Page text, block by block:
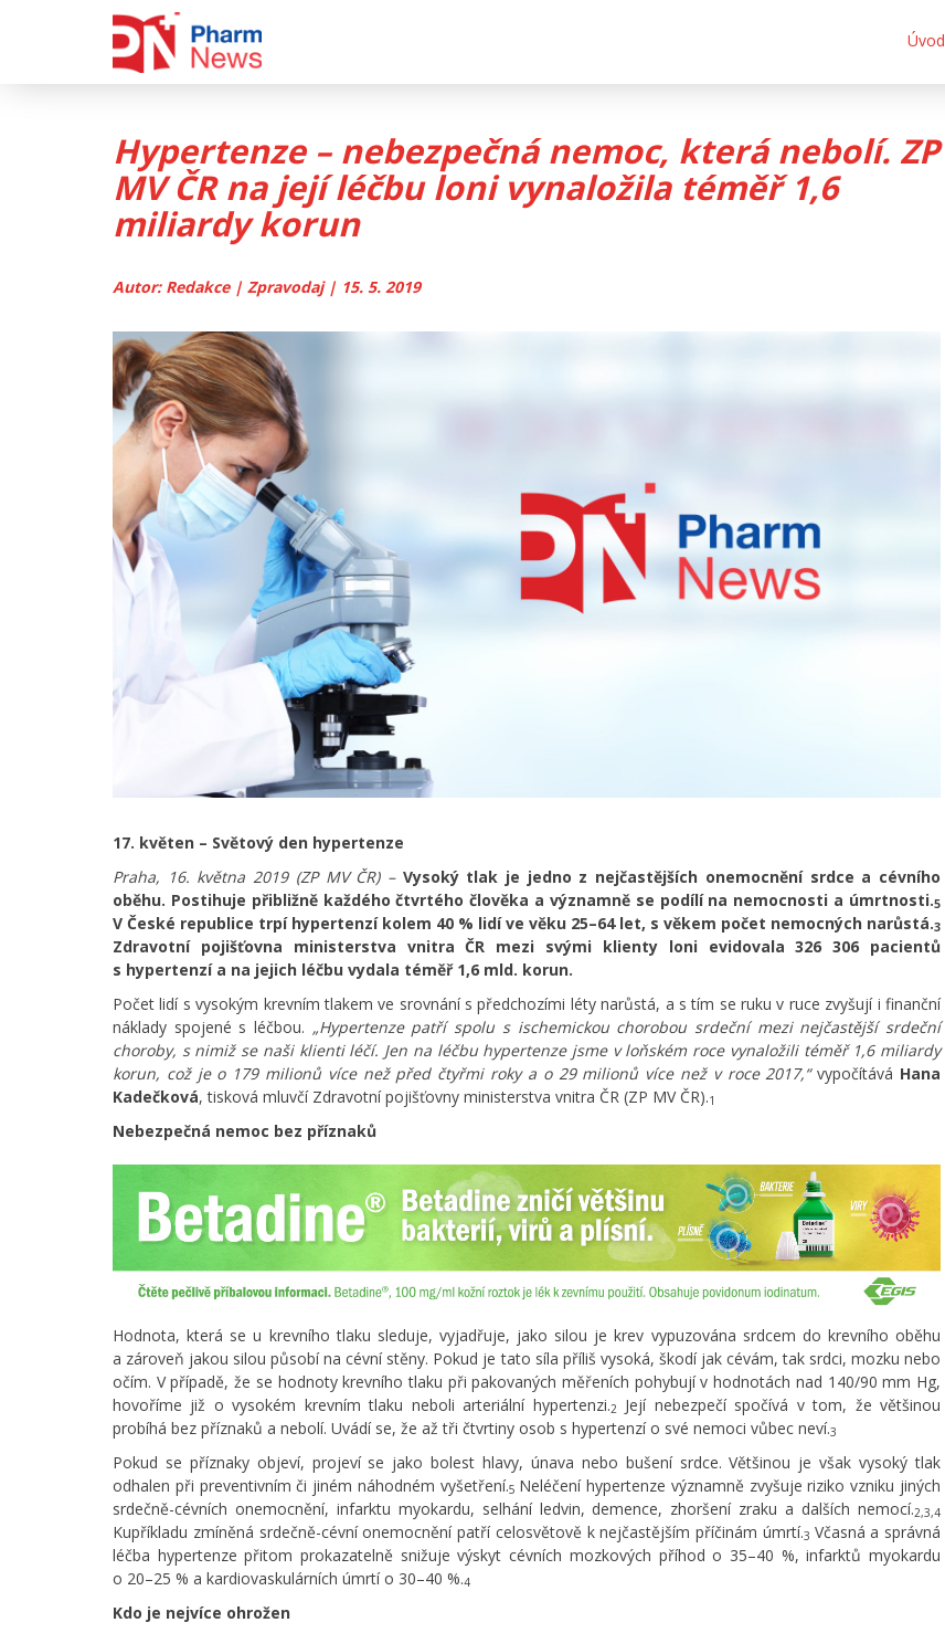
Úvod
Hypertenze – nebezpečná nemoc, která nebolí. ZP
MV ČR na její léčbu loni vynaložila téměř 1,6
miliardy korun
Autor: Redakce | Zpravodaj | 15. 5. 2019
17. květen – Světový den hypertenze
Praha, 16. května 2019 (ZP MV ČR) – Vysoký tlak je jedno z nejčastějších onemocnění srdce a cévního
oběhu. Postihuje přibližně každého čtvrtého člověka a významně se podílí na nemocnosti a úmrtnosti.5
V České republice trpí hypertenzí kolem 40 % lidí ve věku 25–64 let, s věkem počet nemocných narůstá.3
Zdravotní pojišťovna ministerstva vnitra ČR mezi svými klienty loni evidovala 326 306 pacientů
s hypertenzí a na jejich léčbu vydala téměř 1,6 mld. korun.
Počet lidí s vysokým krevním tlakem ve srovnání s předchozími léty narůstá, a s tím se ruku v ruce zvyšují i finanční
náklady spojené s léčbou. „Hypertenze patří spolu s ischemickou chorobou srdeční mezi nejčastější srdeční
choroby, s nimiž se naši klienti léčí. Jen na léčbu hypertenze jsme v loňském roce vynaložili téměř 1,6 miliardy
korun, což je o 179 milionů více než před čtyřmi roky a o 29 milionů více než v roce 2017,“vypočítává Hana
Kadečková, tisková mluvčí Zdravotní pojišťovny ministerstva vnitra ČR (ZP MV ČR).1
Nebezpečná nemoc bez příznaků
Hodnota, která se u krevního tlaku sleduje, vyjadřuje, jako silou je krev vypuzována srdcem do krevního oběhu
a zároveň jakou silou působí na cévní stěny. Pokud je tato síla příliš vysoká, škodí jak cévám, tak srdci, mozku nebo
očím. V případě, že se hodnoty krevního tlaku při pakovaných měřeních pohybují v hodnotách nad 140/90 mm Hg,
hovoříme již o vysokém krevním tlaku neboli arteriální hypertenzi.2 Její nebezpečí spočívá v tom, že většinou
probíhá bez příznaků a nebolí. Uvádí se, že až tři čtvrtiny osob s hypertenzí o své nemoci vůbec neví.3
Pokud se příznaky objeví, projeví se jako bolest hlavy, únava nebo bušení srdce. Většinou je však vysoký tlak
odhalen při preventivním či jiném náhodném vyšetření.5 Neléčení hypertenze významně zvyšuje riziko vzniku jiných
srdečně-cévních onemocnění, infarktu myokardu, selhání ledvin, demence, zhoršení zraku a dalších nemocí.2,3,4
Kupříkladu zmíněná srdečně-cévní onemocnění patří celosvětově k nejčastějším příčinám úmrtí.3 Včasná a správná
léčba hypertenze přitom prokazatelně snižuje výskyt cévních mozkových příhod o 35–40 %, infarktů myokardu
o 20–25 % a kardiovaskulárních úmrtí o 30–40 %.4
Kdo je nejvíce ohrožen